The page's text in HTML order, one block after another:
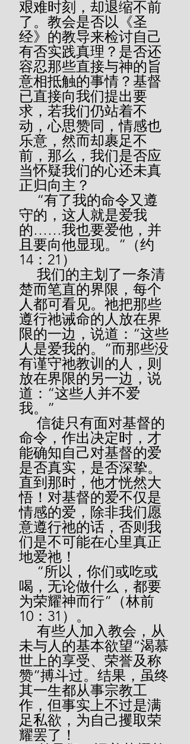
艰难时刻，却退缩不前
了。教会是否以《圣
经》的教导来检讨自己
有否实践真理？是否还
容忍那些直接与神的旨
意相抵触的事情？基督
已直接向我们提出要
求，若我们仍站着不
动，心思赞同，情感也
乐意，然而却裹足不
前，那么，我们是否应
当怀疑我们的心还未真
正归向主？
守的，这人就是爱我
的……我也要爱他，并
且要向他显现。”（约
14：21）
楚而笔直的界限，每个
人都可看见。祂把那些
遵行祂诫命的人放在界
限的一边，说道：“这些
人是爱我的。”而那些没
有谨守祂教训的人，则
放在界限的另一边，说
道：“这些人并不爱
我。”
命令，作出决定时，才
能确知自己对基督的爱
是否真实，是否深挚。
直到那时，他才恍然大
悟！对基督的爱不仅是
情感的爱，除非我们愿
意遵行祂的话，否则我
们是不可能在心里真正
地爱祂！
喝，无论做什么，都要
为荣耀神而行”（林前
10：31）。
未与人的基本欲望“渴慕
世上的享受、荣誉及称
赞”搏斗过。结果，虽终
其一生都从事宗教工
作，但事实上不过是满
足私欲，为自己攫取荣
耀罢了！